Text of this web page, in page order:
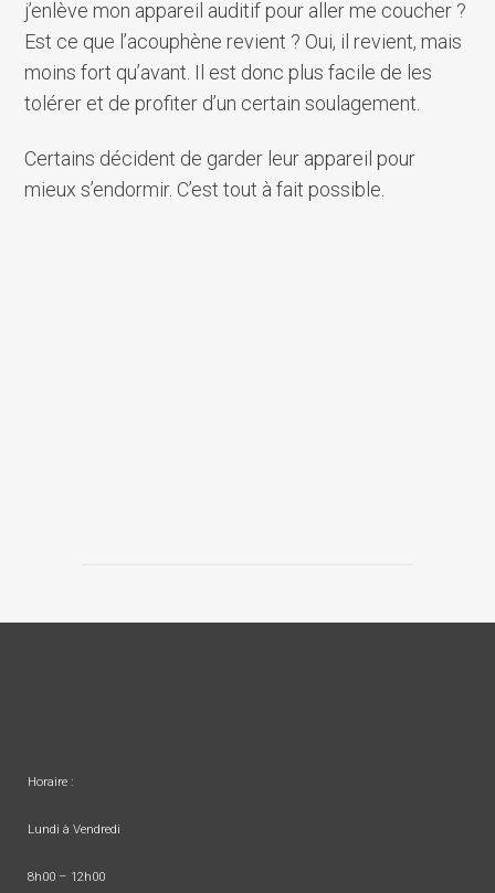
j’enlève mon appareil auditif pour aller me coucher ?
Est ce que l’acouphène revient ? Oui, il revient, mais
moins fort qu’avant. Il est donc plus facile de les
tolérer et de profiter d’un certain soulagement.
Certains décident de garder leur appareil pour
mieux s’endormir. C’est tout à fait possible.
Horaire :
Lundi à Vendredi
8h00 – 12h00